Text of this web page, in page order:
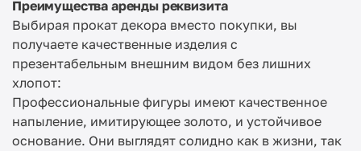
Преимущества аренды реквизита
Выбирая прокат декора вместо покупки, вы
получаете качественные изделия с
презентабельным внешним видом без лишних
хлопот:
Профессиональные фигуры имеют качественное
напыление, имитирующее золото, и устойчивое
основание. Они выглядят солидно как в жизни, так